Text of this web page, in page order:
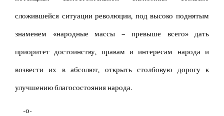
сложившейся ситуации революции, под высоко поднятым
знаменем «народные массы – превыше всего» дать
приоритет достоинству, правам и интересам народа и
возвести их в абсолют, открыть столбовую дорогу к
улучшению благосостояния народа.
-о-